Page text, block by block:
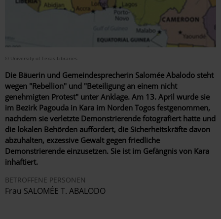
© University of Texas Libraries
Die Bäuerin und Gemeindesprecherin Salomée Abalodo steht
wegen "Rebellion" und "Beteiligung an einem nicht
genehmigten Protest" unter Anklage. Am 13. April wurde sie
im Bezirk Pagouda in Kara im Norden Togos festgenommen,
nachdem sie verletzte Demonstrierende fotografiert hatte und
die lokalen Behörden auffordert, die Sicherheitskräfte davon
abzuhalten, exzessive Gewalt gegen friedliche
Demonstrierende einzusetzen. Sie ist im Gefängnis von Kara
inhaftiert.
BETROFFENE PERSONEN
Frau SALOMÉE T. ABALODO